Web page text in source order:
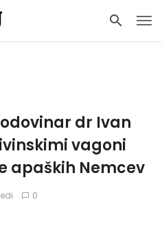
dr Ivan
vagoni
apaških Nemcev
0